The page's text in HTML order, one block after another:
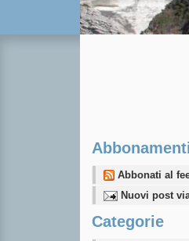
Abbonamenti
Abbonati al
Nuovi post
Categorie